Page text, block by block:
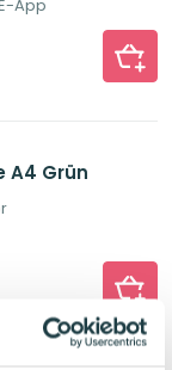
App
A4 Grün